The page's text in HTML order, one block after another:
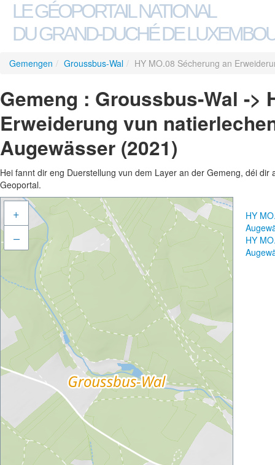
LE GÉOPORTAIL NATIONAL
DU GRAND-DUCHÉ DE
Gemengen / Groussbus-Wal / HY MO.08 Sécherung an
Gemeng : Groussbus-Wal ->
Erweiderung vun
Augewässer (2021)
Hei fannt dir eng Duerstellung vun dem Layer an der Gemeng, déi
Geoportal.
+
–
HY
HY